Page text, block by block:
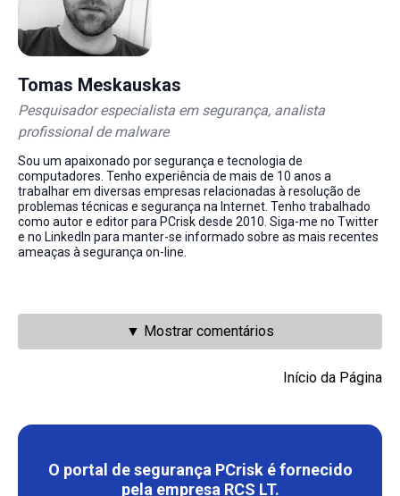
Tomas Meskauskas
Pesquisador especialista em segurança, analista
profissional de malware
Sou um apaixonado por segurança e tecnologia de
computadores. Tenho experiência de mais de 10 anos a
trabalhar em diversas empresas relacionadas à resolução de
problemas técnicas e segurança na Internet. Tenho trabalhado
como autor e editor para PCrisk desde 2010. Siga-me no Twitter
e no LinkedIn para manter-se informado sobre as mais recentes
ameaças à segurança on-line.
▼ Mostrar comentários
Início da Página
O portal de segurança PCrisk é fornecido
pela empresa RCS LT.